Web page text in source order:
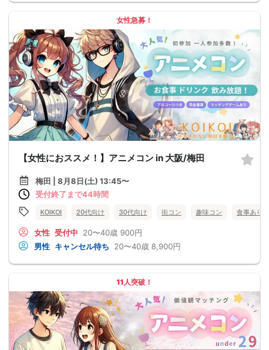
女性急募！
【女性におススメ！】アニメコン in 大阪/梅田
梅田 | 8月8日(土) 13:45〜
受付終了まで44時間
KOIKOI 20代向け 30代向け 街コン 趣味コン 食事あり
女性 受付中 20〜40歳 900円
男性 キャンセル待ち 20〜40歳 8,900円
11人突破！